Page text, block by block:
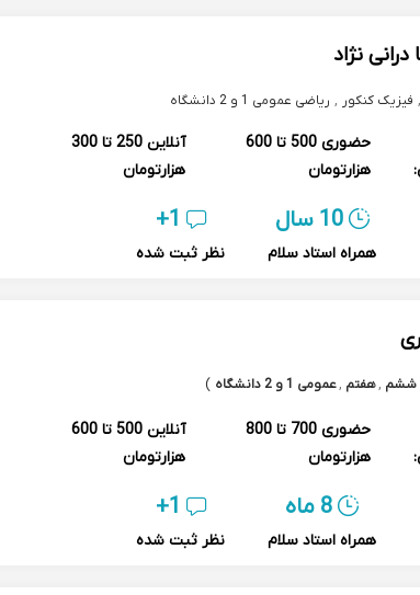
نژاد
, فیزیک کنکور , ریاضی عمومی 1 و 2 دانشگاه
حضوری
500 تا 600
هزارتومان
آنلاین
250 تا 300
هزارتومان
10 سال
همراه استاد سلام
1+
نظر ثبت شده
ششم ,هفتم ,عمومی 1 و 2 دانشگاه )
حضوری
700 تا 800
هزارتومان
آنلاین
500 تا 600
هزارتومان
8 ماه
همراه استاد سلام
1+
نظر ثبت شده